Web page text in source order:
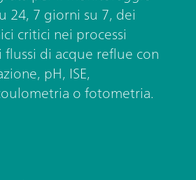
24, 7 giorni su 7, dei
critici nei processi
di acque reflue con
pH, ISE,
o fotometria.